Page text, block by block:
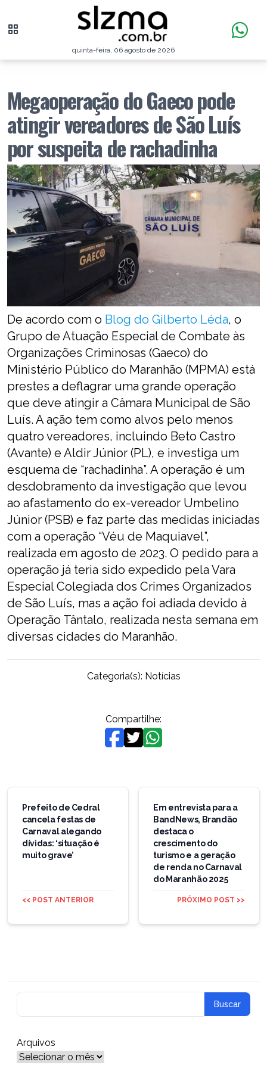
quinta-feira, 06 agosto de 2026
Megaoperação do Gaeco pode
atingir vereadores de São Luís
por suspeita de rachadinha
De acordo com o Blog do Gilberto Léda, o
Grupo de Atuação Especial de Combate às
Organizações Criminosas (Gaeco) do
Ministério Público do Maranhão (MPMA) está
prestes a deflagrar uma grande operação
que deve atingir a Câmara Municipal de São
Luís. A ação tem como alvos pelo menos
quatro vereadores, incluindo Beto Castro
(Avante) e Aldir Júnior (PL), e investiga um
esquema de “rachadinha”. A operação é um
desdobramento da investigação que levou
ao afastamento do ex-vereador Umbelino
Júnior (PSB) e faz parte das medidas iniciadas
com a operação “Véu de Maquiavel”,
realizada em agosto de 2023. O pedido para a
operação já teria sido expedido pela Vara
Especial Colegiada dos Crimes Organizados
de São Luís, mas a ação foi adiada devido à
Operação Tântalo, realizada nesta semana em
diversas cidades do Maranhão.
Categoria(s): Notícias
Compartilhe:
Navegação
Post
Prefeito de Cedral
cancela festas de
Carnaval alegando
dívidas: ‘situação é
muito grave’
<< POST ANTERIOR
Em entrevista para a
BandNews, Brandão
destaca o
crescimento do
turismo e a geração
de renda no Carnaval
do Maranhão 2025
PRÓXIMO POST >>
Arquivos
Arquivos